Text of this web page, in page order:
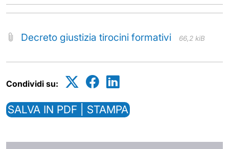
Decreto giustizia tirocini formativi 66,2 kiB
Condividi su:
SALVA IN PDF | STAMPA